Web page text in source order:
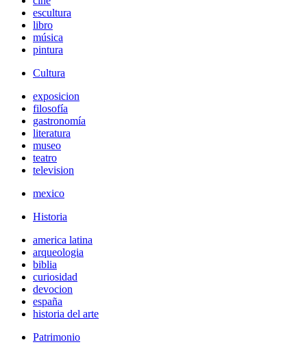
escultura
libro
música
pintura
Cultura
exposicion
filosofía
gastronomía
literatura
museo
teatro
television
mexico
Historia
america latina
arqueologia
biblia
curiosidad
devocion
españa
historia del arte
Patrimonio